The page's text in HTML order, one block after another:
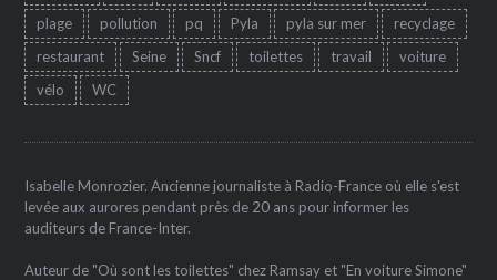
plage
pollution pq Pyla pyla sur mer
recyclage
restaurant
Seine Sncf toilettes travail
voiture
vélo
WC
Isabelle Monrozier. Ancienne journaliste à Radio-France où elle s'est
levée aux aurores pendant près de 20 ans pour informer les
auditeurs de France-Inter.
Auteur de "Où sont les toilettes" chez Ramsay et "En voiture Simone"